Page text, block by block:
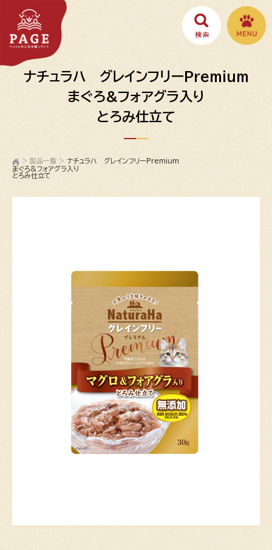
ナチュラハ グレインフリーPremium
まぐろ&フォアグラ入り
とろみ仕立て
> 製品一覧 > ナチュラハ グレインフリーPremium
まぐろ&フォアグラ入り
とろみ仕立て